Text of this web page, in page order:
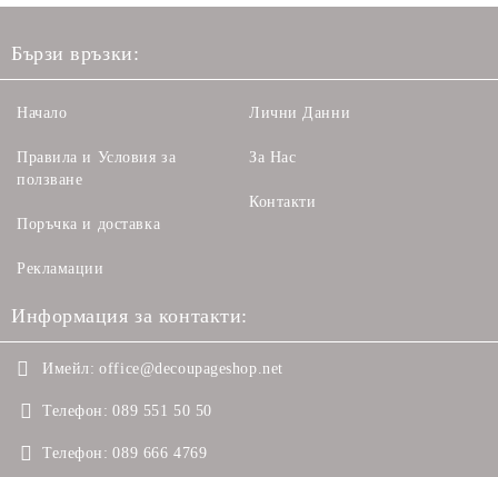
Бързи връзки:
Начало
Правила и Условия за
ползване
Поръчка и доставка
Рекламации
Лични Данни
За Нас
Контакти
Информация за контакти:
Имейл: office@decoupageshop.net
Телефон: 089 551 50 50
Телефон: 089 666 4769